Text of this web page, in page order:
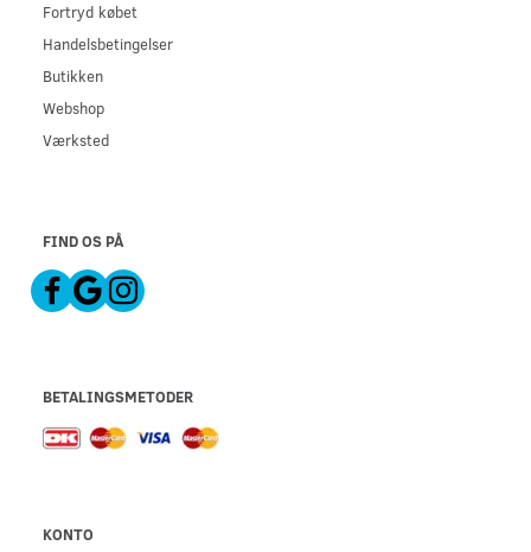
Fortryd købet
Handelsbetingelser
Butikken
Webshop
Værksted
FIND OS PÅ
BETALINGSMETODER
KONTO